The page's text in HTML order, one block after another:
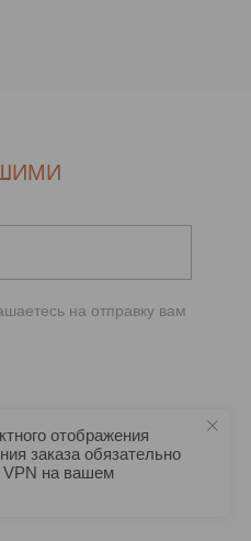
на отправку вам
отображения
заказа обязательно
VPN на вашем